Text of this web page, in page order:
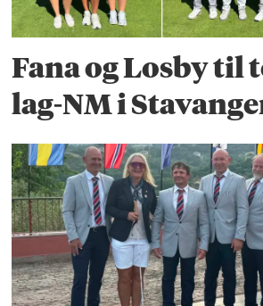
Fana og Losby til
lag-NM i